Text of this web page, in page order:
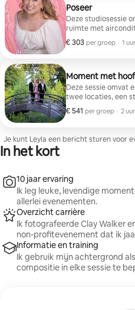
Poseer
Deze studiosessie
ruimte met
afbeeldingen met
€ 303 per groep
€ 303 per groep
, · 1 uur
Moment met
Deze sessie omvat
twee locaties, een
afbeeldingen met
€ 541 per groep
€ 541 per groep
, · 2 uur
Je kunt Leyla een bericht sturen voor
In het kort
10 jaar ervaring
Ik leg leuke, levendige
allerlei evenementen.
Overzicht carrière
Ik fotografeerde Clay Walker
non-profitevenement dat ik
Informatie en training
Ik gebruik mijn achtergrond
compositie in elke sessie te